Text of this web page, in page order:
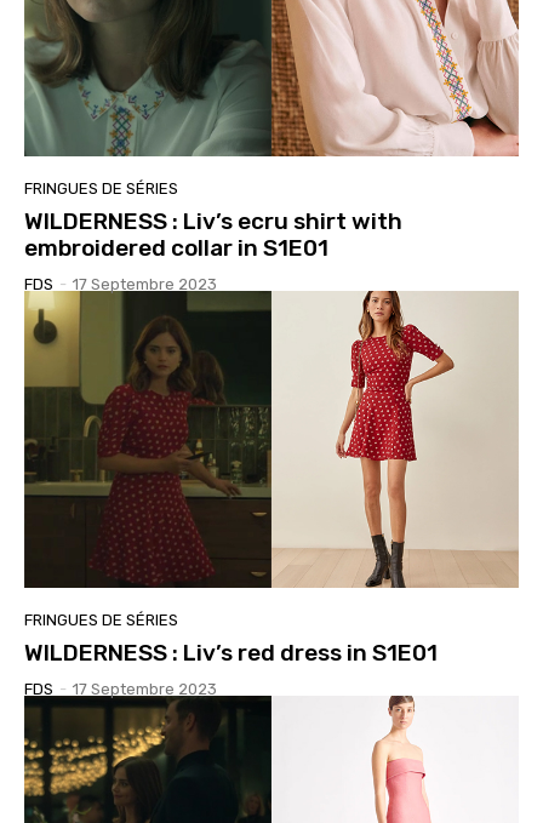
FRINGUES DE SÉRIES
WILDERNESS : Liv’s ecru shirt with
embroidered collar in S1E01
FDS - 17 Septembre 2023
FRINGUES DE SÉRIES
WILDERNESS : Liv’s red dress in S1E01
FDS - 17 Septembre 2023